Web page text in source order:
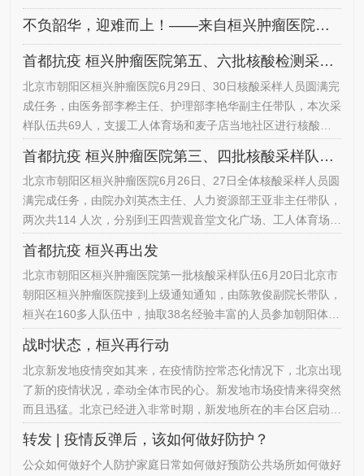
赢疫情防控阻击战，充分发挥“两新”党组织战斗堡垒作用和党员
干部先锋模范作用，北京中西医急诊抢救中心党委、北京朝阳急
诊抢救中心党总支、北京五洲妇儿医院党总支、北京三环肿瘤医
院…
不负韶华，迎难而上！——来自桓兴肿瘤医院青年医师的战书
首都抗疫 桓兴肿瘤医院第五、六批核酸检测采样队伍圆满完成任务
北京市朝阳区桓兴肿瘤医院6月29日、30日核酸采样人员圆满完
成任务，由医务部李桦主任、护理部李艳华副主任带队，本次采
样队伍共69人，支援工人体育场和麦子店当地社区进行核酸检
始准备工作：统筹物资，熟悉流程，与现场工作人员沟通协调，
李桦主任和李艳华主任悉心叮嘱大家防护，告诉大家有问题一定
要第一时间报告，千万不要忽视。烈日炎炎，不畏艰辛“我感觉
当我脱下防护…
首都抗疫 桓兴肿瘤医院第三、四批核酸采样队伍圆满完成任务
北京市朝阳区桓兴肿瘤医院6月26日、27日全体核酸采样人员圆
满完成任务，由院办刘英杰主任、人力资源部王亚非主任带队，
两次共114 人次，分别到王四营观音堂文化广场、工人体育场、
次。在疫情蔓延影响下，今年的端午节注定不平凡。对于每一位
普普通通的医护人员来说，3 天小长假想做的事情太多，想着可
以在家舒服的睡一个懒觉，过一个不被打扰的24小时，陪一陪
自己的父母…
首都抗疫 桓兴再出发
北京市朝阳区桓兴肿瘤医院第一批核酸采样队伍6月20日北京市
朝阳区桓兴肿瘤医院接到上级通知通知，由陈敦俊副院长带队，
桓兴在160多人队伍中，抽取38名经验丰富的人员参加朝阳体育
直奔一线。头顶烈日 做好每一次采样在北京气温35摄氏度地表
温度接近40摄氏度下医务人员穿上层层防护服，里面的汗水早
已经浸透衣衫，虽然感觉自己体力已经透支，但是尽量控制自己
的手，快速准…
战时状态，桓兴再行动
北京新发地疫情突如其来，在疫情防控常态化情况下，北京出现
了新的疫情状况，牵动全体市民的心。新发地市场疫情来得突然
而且迅猛。北京已经进入非常时期，新发地所在的丰台区启动了
知：按照全市部署，北京市已启动重点地区人员新冠病毒核酸检
测工作。我院知晓此项工作任务艰巨，责任重大，全员必须提高
转发 | 疫情反弹后，该如何做好防护？
公众如何做好个人防护家庭日常如何做好预防公共场所如何做好